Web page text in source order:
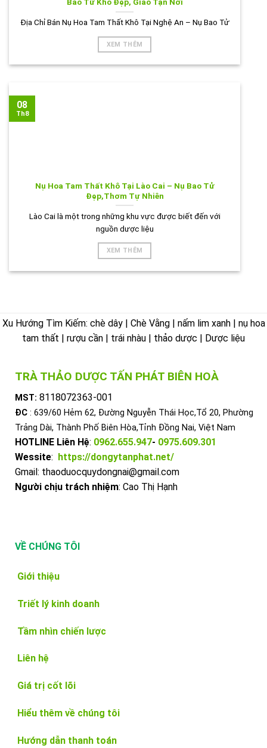
Địa Chỉ Bán Nụ Hoa Tam Thất Khô Tại Nghệ An – Nụ Bao Tử
XEM THÊM
Nụ Hoa Tam Thất Khô Tại Lào Cai – Nụ Bao Tử
Đẹp,Thơm Tự Nhiên
Lào Cai là một trong những khu vực được biết đến với
nguồn dược liệu
XEM THÊM
08
Th8
Xu Hướng Tìm Kiếm: chè dây | Chè Vằng | nấm lim xanh | nụ hoa
tam thất | rượu cần | trái nhàu | thảo dược | Dược liệu
TRÀ THẢO DƯỢC TẤN PHÁT BIÊN HOÀ
MST: 8118072363-001
ĐC : 639/60 Hẻm 62, Đường Nguyễn Thái Học,Tổ 20, Phường
Trảng Dài, Thành Phố Biên Hòa,Tỉnh Đồng Nai, Việt Nam
HOTLINE Liên Hệ: 0962.655.947- 0975.609.301
Wessite: https://dongytanphat.net/
Gmail: thaoduocquydongnai@gmail.com
Người chịu trách nhiệm: Cao Thị Hạnh
VỀ CHÚNG TÔI
Giới thiệu
Triết lý kinh doanh
Tầm nhìn chiến lược
Liên hệ
Giá trị cốt lõi
Hiểu thêm về chúng tôi
Hướng dẫn thanh toán